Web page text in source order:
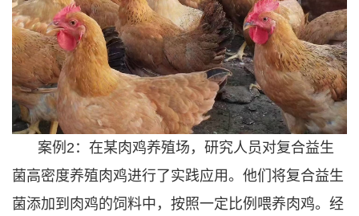
案例2：在某肉鸡养殖场，研究人员对复合益生
菌高密度养殖肉鸡进行了实践应用。他们将复合益生
菌添加到肉鸡的饲料中，按照一定比例喂养肉鸡。经